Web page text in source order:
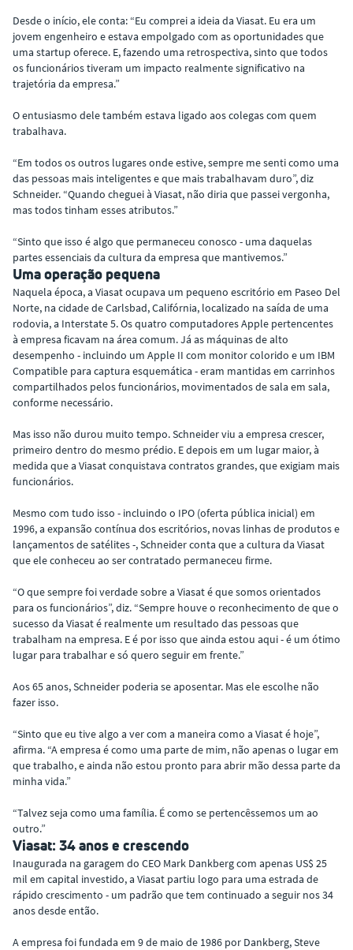
Desde o início, ele conta: “Eu comprei a ideia da Viasat. Eu era um
jovem engenheiro e estava empolgado com as oportunidades que
uma startup oferece. E, fazendo uma retrospectiva, sinto que todos
os funcionários tiveram um impacto realmente significativo na
trajetória da empresa.”
O entusiasmo dele também estava ligado aos colegas com quem
trabalhava.
“Em todos os outros lugares onde estive, sempre me senti como uma
das pessoas mais inteligentes e que mais trabalhavam duro”, diz
Schneider. “Quando cheguei à Viasat, não diria que passei vergonha,
mas todos tinham esses atributos.”
“Sinto que isso é algo que permaneceu conosco - uma daquelas
partes essenciais da cultura da empresa que mantivemos.”
Uma operação pequena
Naquela época, a Viasat ocupava um pequeno escritório em Paseo Del
Norte, na cidade de Carlsbad, Califórnia, localizado na saída de uma
rodovia, a Interstate 5. Os quatro computadores Apple pertencentes
à empresa ficavam na área comum. Já as máquinas de alto
desempenho - incluindo um Apple II com monitor colorido e um IBM
Compatible para captura esquemática - eram mantidas em carrinhos
compartilhados pelos funcionários, movimentados de sala em sala,
conforme necessário.
Mas isso não durou muito tempo. Schneider viu a empresa crescer,
primeiro dentro do mesmo prédio. E depois em um lugar maior, à
medida que a Viasat conquistava contratos grandes, que exigiam mais
funcionários.
Mesmo com tudo isso - incluindo o IPO (oferta pública inicial) em
1996, a expansão contínua dos escritórios, novas linhas de produtos e
lançamentos de satélites -, Schneider conta que a cultura da Viasat
que ele conheceu ao ser contratado permaneceu firme.
“O que sempre foi verdade sobre a Viasat é que somos orientados
para os funcionários”, diz. “Sempre houve o reconhecimento de que o
sucesso da Viasat é realmente um resultado das pessoas que
trabalham na empresa. E é por isso que ainda estou aqui - é um ótimo
lugar para trabalhar e só quero seguir em frente.”
Aos 65 anos, Schneider poderia se aposentar. Mas ele escolhe não
fazer isso.
“Sinto que eu tive algo a ver com a maneira como a Viasat é hoje”,
afirma. “A empresa é como uma parte de mim, não apenas o lugar em
que trabalho, e ainda não estou pronto para abrir mão dessa parte da
minha vida.”
“Talvez seja como uma família. É como se pertencêssemos um ao
outro.”
Viasat: 34 anos e crescendo
Inaugurada na garagem do CEO Mark Dankberg com apenas US$ 25
mil em capital investido, a Viasat partiu logo para uma estrada de
rápido crescimento - um padrão que tem continuado a seguir nos 34
anos desde então.
A empresa foi fundada em 9 de maio de 1986 por Dankberg, Steve